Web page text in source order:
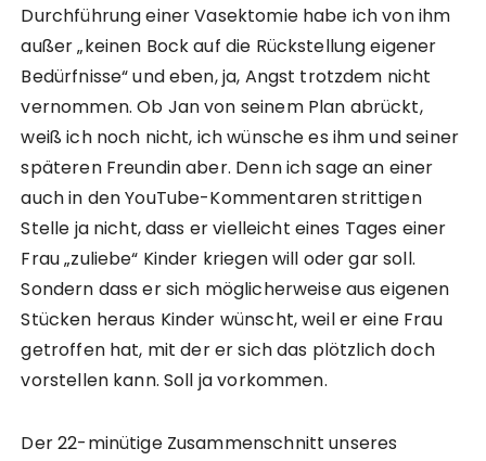
Durchführung einer Vasektomie habe ich von ihm
außer „keinen Bock auf die Rückstellung eigener
Bedürfnisse“ und eben, ja, Angst trotzdem nicht
vernommen. Ob Jan von seinem Plan abrückt,
weiß ich noch nicht, ich wünsche es ihm und seiner
späteren Freundin aber. Denn ich sage an einer
auch in den YouTube-Kommentaren strittigen
Stelle ja nicht, dass er vielleicht eines Tages einer
Frau „zuliebe“ Kinder kriegen will oder gar soll.
Sondern dass er sich möglicherweise aus eigenen
Stücken heraus Kinder wünscht, weil er eine Frau
getroffen hat, mit der er sich das plötzlich doch
vorstellen kann. Soll ja vorkommen.
Der 22-minütige Zusammenschnitt unseres